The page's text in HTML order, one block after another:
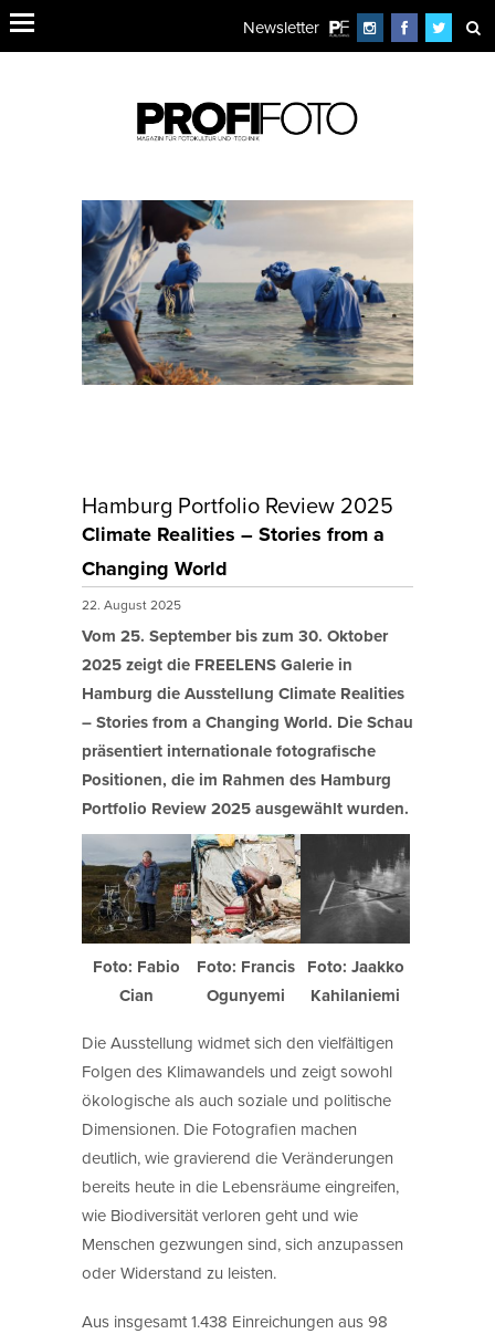
Newsletter
Hamburg Portfolio Review 2025
Climate Realities – Stories from a
Changing World
22. August 2025
Vom 25. September bis zum 30. Oktober
2025 zeigt die FREELENS Galerie in
Hamburg die Ausstellung Climate Realities
– Stories from a Changing World. Die Schau
präsentiert internationale fotografische
Positionen, die im Rahmen des Hamburg
Portfolio Review 2025 ausgewählt wurden.
Foto: Fabio
Cian
Foto: Francis
Ogunyemi
Foto: Jaakko
Kahilaniemi
Die Ausstellung widmet sich den vielfältigen
Folgen des Klimawandels und zeigt sowohl
ökologische als auch soziale und politische
Dimensionen. Die Fotografien machen
deutlich, wie gravierend die Veränderungen
bereits heute in die Lebensräume eingreifen,
wie Biodiversität verloren geht und wie
Menschen gezwungen sind, sich anzupassen
oder Widerstand zu leisten.
Aus insgesamt 1.438 Einreichungen aus 98